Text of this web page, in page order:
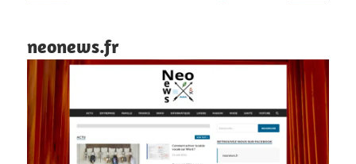
neonews.fr